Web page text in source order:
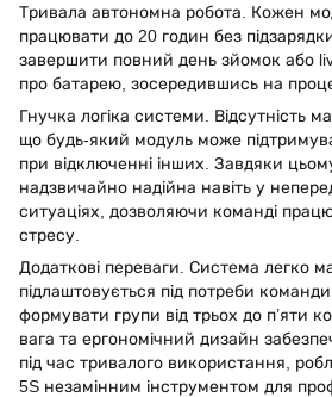
Тривала автономна робота. Кожен
працювати до 20 годин без
завершити повний день зйомок або
про батарею, зосередившись на
Гнучка логіка системи. Відсутність
що будь-який модуль може
при відключенні інших. Завдяки
надзвичайно надійна навіть у
ситуаціях, дозволяючи команді
стресу.
Додаткові переваги. Система легко
підлаштовується під потреби
формувати групи від трьох до п’яти
вага та ергономічний дизайн
під час тривалого використання,
5S незамінним інструментом для